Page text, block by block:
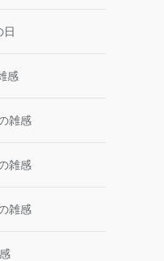
日
感
雑感
雑感
雑感